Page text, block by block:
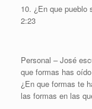
10. ¿En que
2:23
Personal – José
que formas has
¿En que formas te
las formas en las